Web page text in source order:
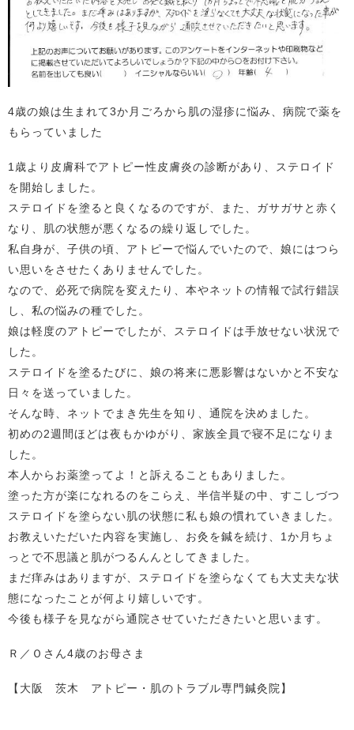
4歳の娘は生まれて3か月ごろから肌の湿疹に悩み、病院で薬を
もらっていました
1歳より皮膚科でアトピー性皮膚炎の診断があり、ステロイド
を開始しました。
ステロイドを塗ると良くなるのですが、また、ガサガサと赤く
なり、肌の状態が悪くなるの繰り返しでした。
私自身が、子供の頃、アトピーで悩んでいたので、娘にはつら
い思いをさせたくありませんでした。
なので、必死で病院を変えたり、本やネットの情報で試行錯誤
し、私の悩みの種でした。
娘は軽度のアトピーでしたが、ステロイドは手放せない状況で
した。
ステロイドを塗るたびに、娘の将来に悪影響はないかと不安な
日々を送っていました。
そんな時、ネットでまき先生を知り、通院を決めました。
初めの2週間ほどは夜もかゆがり、家族全員で寝不足になりま
した。
本人からお薬塗ってよ！と訴えることもありました。
塗った方が楽になれるのをこらえ、半信半疑の中、すこしづつ
ステロイドを塗らない肌の状態に私も娘の慣れていきました。
お教えいただいた内容を実施し、お灸を鍼を続け、1か月ちょ
っとで不思議と肌がつるんんとしてきました。
まだ痒みはありますが、ステロイドを塗らなくても大丈夫な状
態になったことが何より嬉しいです。
今後も様子を見ながら通院させていただきたいと思います。
Ｒ／Ｏさん4歳のお母さま
【大阪 茨木 アトピー・肌のトラブル専門鍼灸院】